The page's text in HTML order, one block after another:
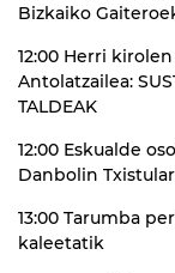
Bizkaiko
12:00 Herri
Antolatzailea:
TALDEAK
12:00 Eskualde
Danbolin
13:00 Tarumba
kaleetatik